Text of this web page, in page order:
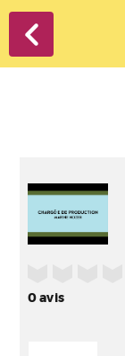
0avis